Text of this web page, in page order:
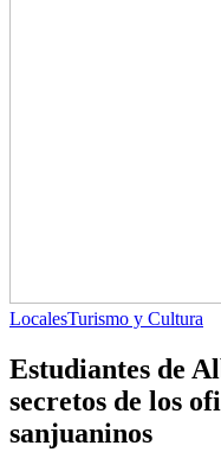
LocalesTurismo y Cultura
Estudiantes de
secretos de los
sanjuaninos